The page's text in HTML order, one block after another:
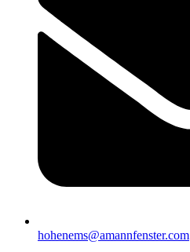
hohenems@amannfenster.com